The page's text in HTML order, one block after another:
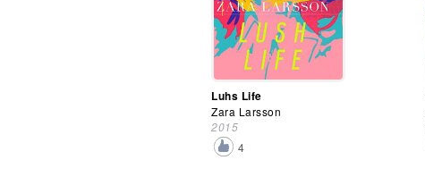
Luhs Life
Zara Larsson
2015
4